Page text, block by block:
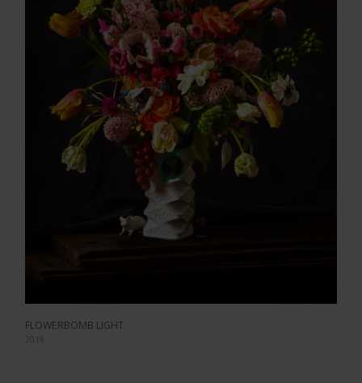
FLOWERBOMB LIGHT
2019